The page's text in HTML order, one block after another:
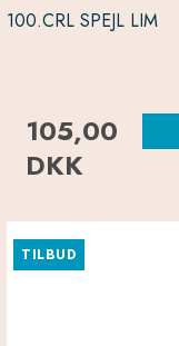
100.CRL SPEJL LIM
105,00
DKK
TILBUD